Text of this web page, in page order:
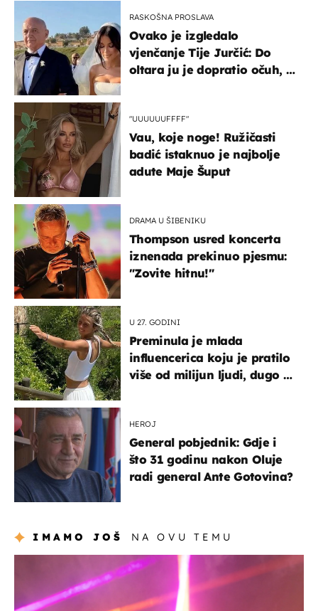
RASKOŠNA PROSLAVA
Ovako je izgledalo
vjenčanje Tije Jurčić: Do
oltara ju je dopratio očuh, a
"UUUUUUFFFF"
Vau, koje noge! Ružičasti
badić istaknuo je najbolje
adute Maje Šuput
DRAMA U ŠIBENIKU
Thompson usred koncerta
iznenada prekinuo pjesmu:
"Zovite hitnu!"
U 27. GODINI
Preminula je mlada
influencerica koju je pratilo
više od milijun ljudi, dugo se
HEROJ
General pobjednik: Gdje i
što 31 godinu nakon Oluje
radi general Ante Gotovina?
IMAMO JOŠ NA OVU TEMU